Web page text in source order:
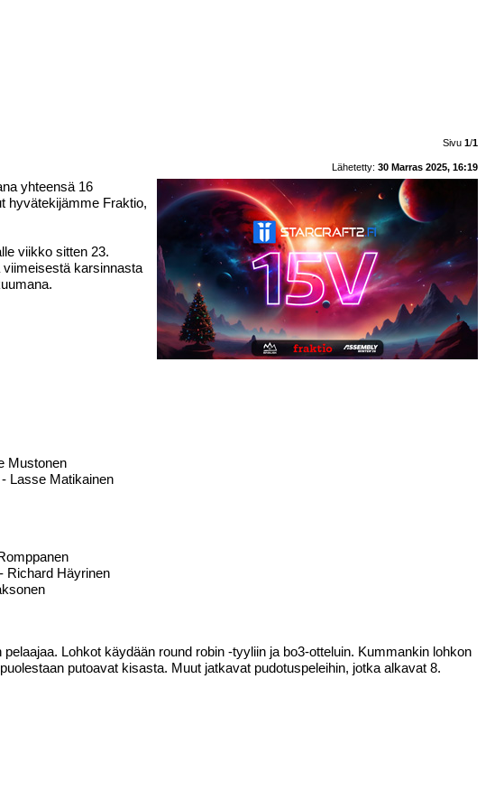
Sivu 1/1
Lähetetty: 30 Marras 2025, 16:19
yhteensä 16
hyvätekijämme Fraktio,
viikko sitten 23.
karsinnasta
Mustonen
Lasse Matikainen
Richard Häyrinen
Lohkot käydään round robin -tyyliin ja bo3-otteluin. Kummankin lohkon
putoavat kisasta. Muut jatkavat pudotuspeleihin, jotka alkavat 8.